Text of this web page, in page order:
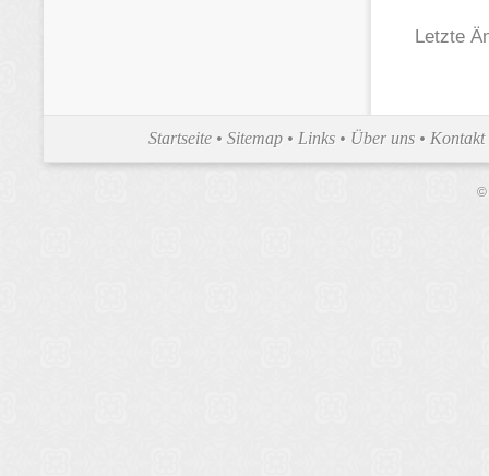
Letzte
Startseite •Sitemap • Links • Über uns • Kontakt
©